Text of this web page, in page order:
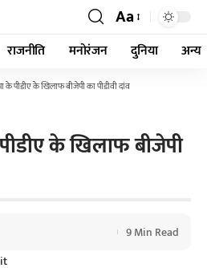
Aa
राजनीति मनोरंजन दुनिया अन्य
के पीडीए के खिलाफ बीजेपी का पीडीवी दांव
के खिलाफ बीजेपी
9 Min Read